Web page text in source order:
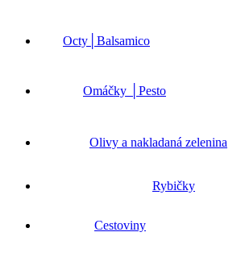
Octy│Balsamico
Omáčky │Pesto
Olivy a nakladaná zelenina
Rybičky
Cestoviny